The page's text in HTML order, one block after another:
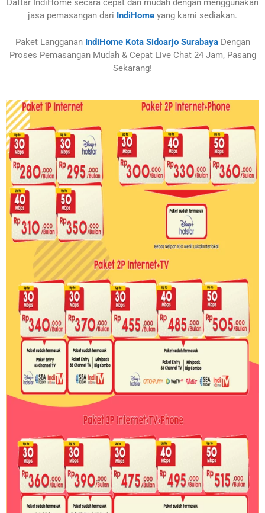
Daftar IndiHome secara cepat dan mudah dengan menggunakan
jasa pemasangan dari IndiHome yang kami sediakan.
Paket Langganan IndiHome Kota Sidoarjo SurabayaDengan
Proses Pemasangan Mudah & Cepat Live Chat 24 Jam, Pasang
Sekarang!